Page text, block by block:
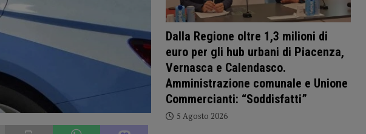
Dalla Regione oltre 1,3 milioni di
euro per gli hub urbani di Piacenza,
Vernasca e Calendasco.
Amministrazione comunale e Unione
Commercianti: “Soddisfatti”
5 Agosto 2026